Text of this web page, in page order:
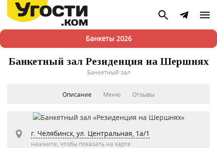
Банкеты 2026
Банкетный зал Резиденция на Шершнях
Банкетный зал
Описание Меню Отзывы
г. Челябинск, ул. Центральная, 1а/1
нажмите, чтобы показать на карте